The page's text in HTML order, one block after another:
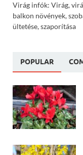
Virág infók: Virág,
balkon növények,
ültetése, szaporítása
POPULAR